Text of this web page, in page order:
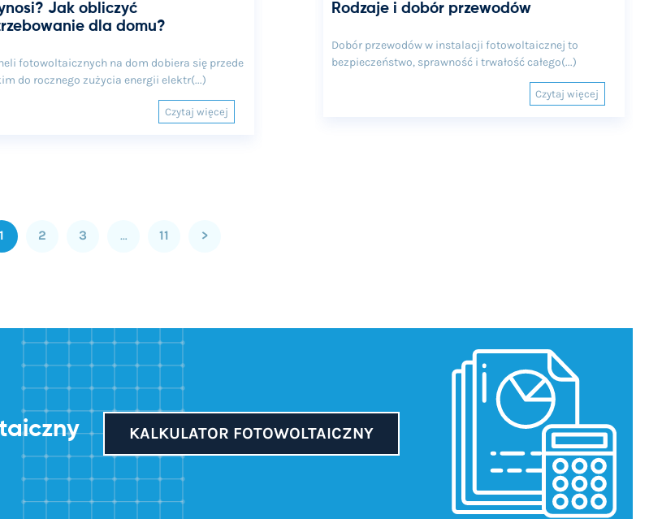
Jak obliczyć
dla domu?
fotowoltaicznych na dom dobiera się przede
do rocznego zużycia energii elektr(...)
Czytaj więcej
Rodzaje i dobór przewodów
Dobór przewodów w instalacji fotowoltaicznej to
bezpieczeństwo, sprawność i trwałość całego(...)
Czytaj więcej
1 2 3 … 11 >
KALKULATOR FOTOWOLTAICZNY